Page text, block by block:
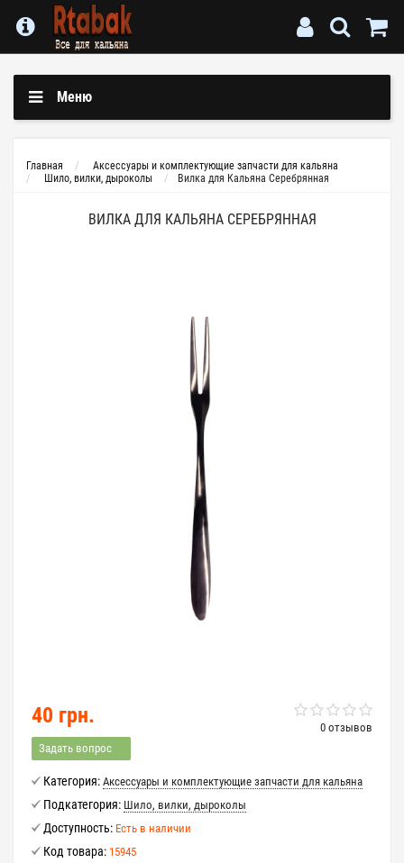
Меню
Главная
Аксессуары и комплектующие запчасти для кальяна
Шило, вилки, дыроколы
Вилка для Кальяна Серебрянная
ВИЛКА ДЛЯ КАЛЬЯНА СЕРЕБРЯННАЯ
0 отзывов
40 грн.
Задать вопрос
Категория: Аксессуары и комплектующие запчасти для кальяна
Подкатегория: Шило, вилки, дыроколы
Доступность: Есть в наличии
Код товара: 15945